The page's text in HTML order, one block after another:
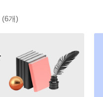
(6개)